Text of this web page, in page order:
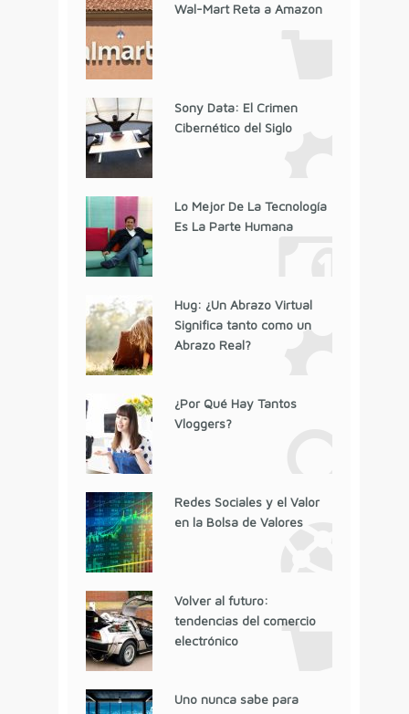
Wal-Mart Reta a Amazon
Sony Data: El Crimen
Cibernético del Siglo
Lo Mejor De La Tecnología
Es La Parte Humana
Hug: ¿Un Abrazo Virtual
Significa tanto como un
Abrazo Real?
¿Por Qué Hay Tantos
Vloggers?
Redes Sociales y el Valor
en la Bolsa de Valores
Volver al futuro:
tendencias del comercio
electrónico
Uno nunca sabe para